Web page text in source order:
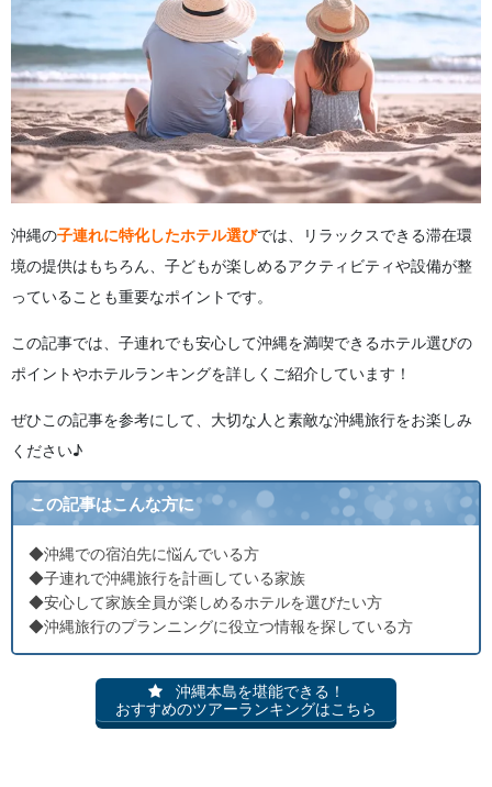
3.1プールが充実しているホテル
3.2 室内プール付きホテルで雨の日も安心
3.3子どもと一緒に楽しめる大浴場のあるホテル
3.4子ども向けアメニティが充実しているホテル
4沖縄で子どもと一緒に体験できる アクティビティ
4.1シュノーケリング
4.2カヌー・カヤック
4.3パラセーリング
5親子で楽しめるおすすめツアー3選
5.1【沖縄/西海岸】4歳からOK！ 絶景サウンドパラセーリ
ング
ヤックツアー
5.3
【沖縄恩納村/1組貸切り】1歳〜 青の洞窟シュノーケリ
ングツアー！
5.4【沖縄恩納村/約1時間】0歳から参加OK！ 今話題のクリ
5.5【沖縄/北部】4歳～参加可能◎ やんばるの森ジャングル
バギー！
6沖縄の子連れ向けホテルに関する よくある質問（FAQ）
7まとめ
沖縄の子連れに特化したホテル選びでは、リラックスできる滞在環
境の提供はもちろん、子どもが楽しめるアクティビティや設備が整
っていることも重要なポイントです。
この記事では、子連れでも安心して沖縄を満喫できるホテル選びの
ポイントやホテルランキングを詳しくご紹介しています！
ぜひこの記事を参考にして、大切な人と素敵な沖縄旅行をお楽しみ
ください♪
この記事はこんな方に
◆沖縄での宿泊先に悩んでいる方
◆子連れで沖縄旅行を計画している家族
◆安心して家族全員が楽しめるホテルを選びたい方
◆沖縄旅行のプランニングに役立つ情報を探している方
沖縄本島を堪能できる！
おすすめのツアーランキングはこちら